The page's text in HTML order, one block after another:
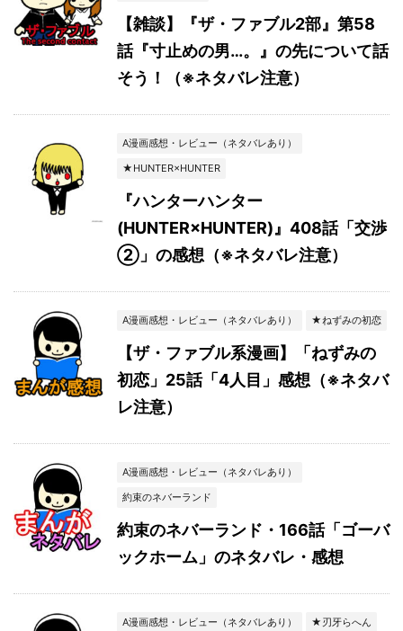
【雑談】『ザ・ファブル2部』第58
話『寸止めの男…。』の先について話
そう！（※ネタバレ注意）
A漫画感想・レビュー（ネタバレあり）
★HUNTER×HUNTER
『ハンターハンター
(HUNTER×HUNTER)』408話「交渉
②」の感想（※ネタバレ注意）
A漫画感想・レビュー（ネタバレあり） ★ねずみの初恋
【ザ・ファブル系漫画】「ねずみの
初恋」25話「4人目」感想（※ネタバ
レ注意）
A漫画感想・レビュー（ネタバレあり）
約束のネバーランド
約束のネバーランド・166話「ゴーバ
ックホーム」のネタバレ・感想
A漫画感想・レビュー（ネタバレあり） ★刃牙らへん